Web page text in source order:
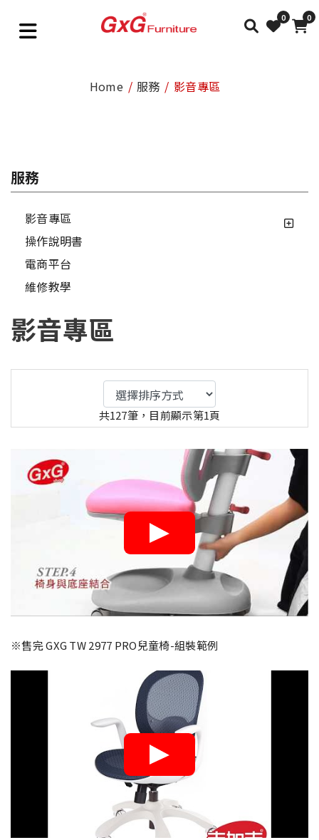
0 0
Home 服務 影音專區
服務
影音專區
操作說明書
電商平台
維修教學
影音專區
共127筆，目前顯示第1頁
※售完 GXG TW 2977 PRO兒童椅-組裝範例